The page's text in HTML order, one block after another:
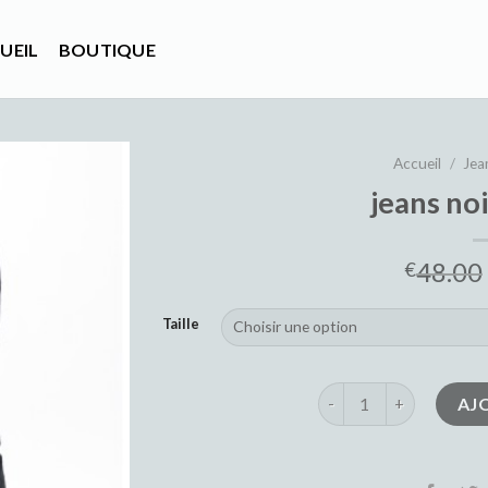
BOUTIQUE
Accueil /
jeans
€48.00
Taille
quantité de jeans noir